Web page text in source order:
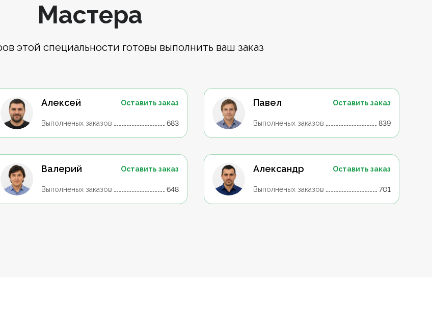
Мастера
этой специальности готовы выполнить ваш заказ
Алексей Оставить заказ
Выполненых заказов 683
Павел Оставить заказ
Выполненых заказов 839
Валерий Оставить заказ
Выполненых заказов 648
Александр Оставить заказ
Выполненых заказов 701